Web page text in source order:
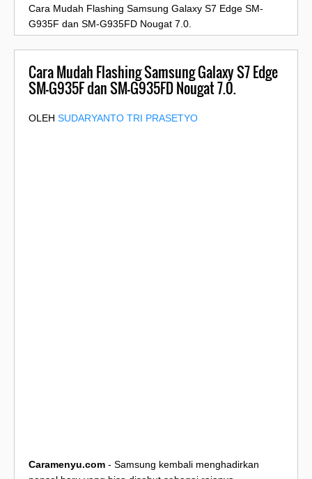
Cara Mudah Flashing Samsung Galaxy S7 Edge SM-
G935F dan SM-G935FD Nougat 7.0.
Cara Mudah Flashing Samsung Galaxy S7 Edge
SM-G935F dan SM-G935FD Nougat 7.0.
OLEH SUDARYANTO TRI PRASETYO
Caramenyu.com - Samsung kembali menghadirkan